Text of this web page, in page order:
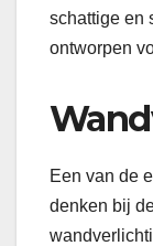
schattige en
ontworpen
Een van de
denken bij